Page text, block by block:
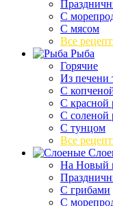
С
С мясом
Все
Рыба
Горячие
Из печени
С
С красной
С соленой
С тунцом
Все
На Новый
С грибами
С